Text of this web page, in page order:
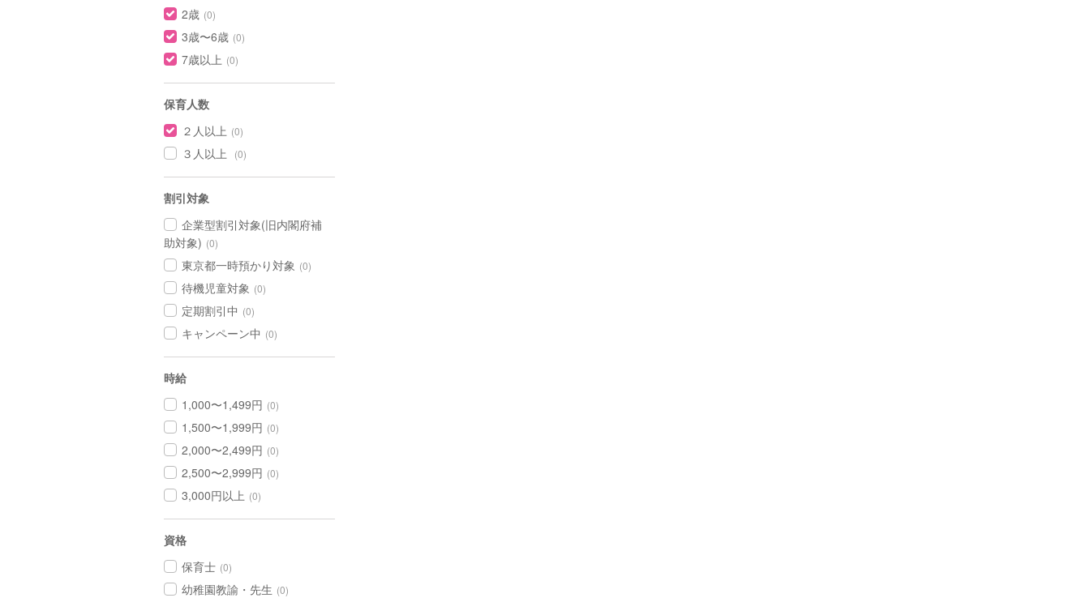
2歳 (0)
3歳〜6歳 (0)
7歳以上 (0)
保育人数
２人以上 (0)
３人以上 (0)
割引対象
企業型割引対象(旧内閣府補
助対象) (0)
東京都一時預かり対象 (0)
待機児童対象 (0)
定期割引中 (0)
キャンペーン中 (0)
時給
1,000〜1,499円 (0)
1,500〜1,999円 (0)
2,000〜2,499円 (0)
2,500〜2,999円 (0)
3,000円以上 (0)
資格
保育士 (0)
幼稚園教諭・先生 (0)